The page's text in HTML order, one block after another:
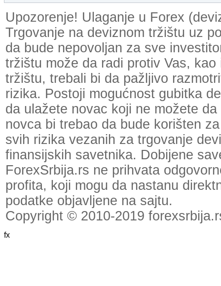
Upozorenje! Ulaganje u Forex
Trgovanje na deviznom tržištu uz
da bude nepovoljan za sve
tržištu može da radi protiv Vas,
tržištu, trebali bi da pažljivo
rizika. Postoji mogućnost gubitka
da ulažete novac koji ne možete
novca bi trebao da bude korišten
svih rizika vezanih za trgovanje
finansijskih savetnika. Dobijene
ForexSrbija.rs ne prihvata
profita, koji mogu da nastanu
podatke objavljene na sajtu.
Copyright © 2010-2019
fx